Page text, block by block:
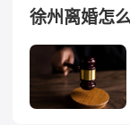
徐州离婚怎